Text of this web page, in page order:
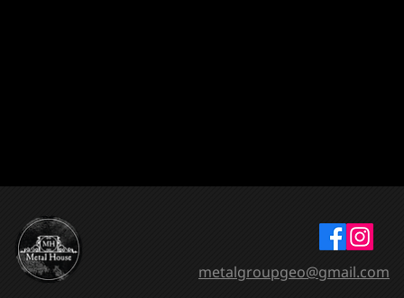
metalgroupgeo@gmail.com